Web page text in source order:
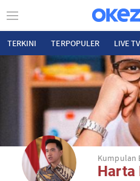
TERKINI TERPOPULER LIVE TV
Kumpulan
Harta